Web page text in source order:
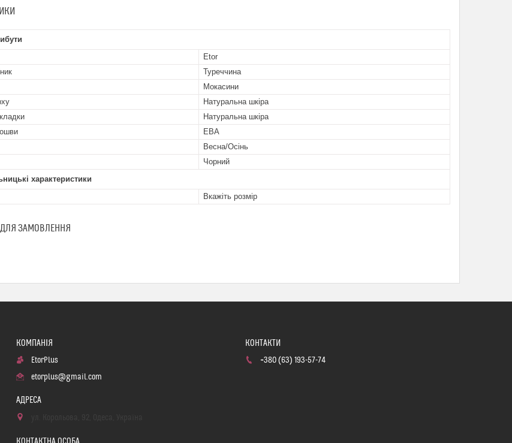
Etor
Туреччина
Мокасини
Натуральна шкіра
Натуральна шкіра
ЕВА
Весна/Осінь
Чорний
характеристики
Вкажіть розмір
ЗАМОВЛЕННЯ
EtorPlus
etorplus@gmail.com
+380 (63) 193-57-74